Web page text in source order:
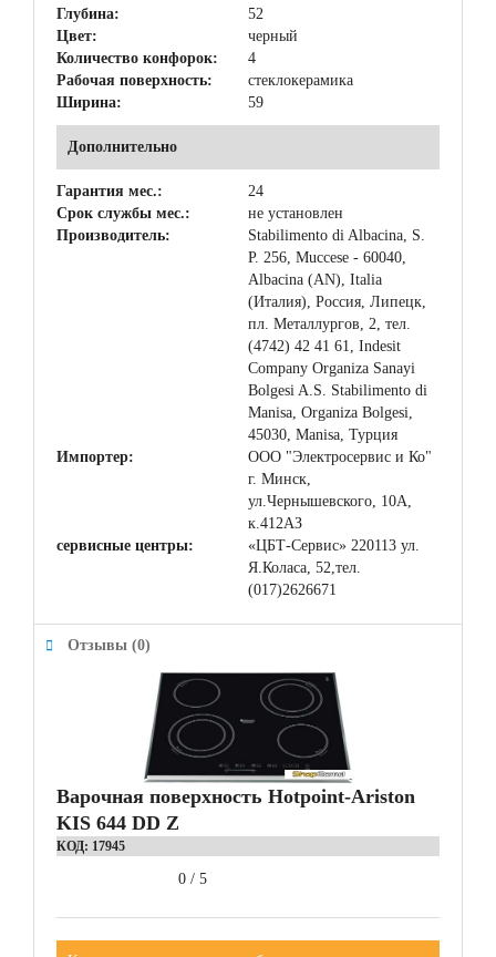
Глубина:
52
Цвет:
черный
Количество конфорок:
4
Рабочая поверхность:
стеклокерамика
Ширина:
59
Дополнительно
Гарантия мес.:
24
Срок службы мес.:
не установлен
Производитель:
Stabilimento di Albacina, S.
P. 256, Muccese - 60040,
Albacina (AN), Italia
(Италия), Россия, Липецк,
пл. Металлургов, 2, тел.
(4742) 42 41 61, Indesit
Company Organiza Sanayi
Bolgesi A.S. Stabilimento di
Manisa, Organiza Bolgesi,
45030, Manisa, Турция
Импортер:
ООО "Электросервис и Ко"
г. Минск,
ул.Чернышевского, 10А,
к.412АЗ
сервисные центры:
«ЦБТ-Сервис» 220113 ул.
Я.Коласа, 52,тел.
(017)2626671
Отзывы (0)
Варочная поверхность Hotpoint-Ariston
KIS 644 DD Z
КОД: 17945
0 / 5